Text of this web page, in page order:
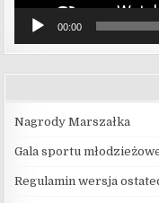
00:00
Nagrody Marszałka
Gala sportu
Regulamin wersja